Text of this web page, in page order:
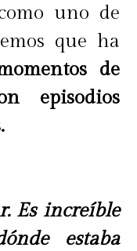
uno de
que ha
de
episodios
Es increíble
estaba